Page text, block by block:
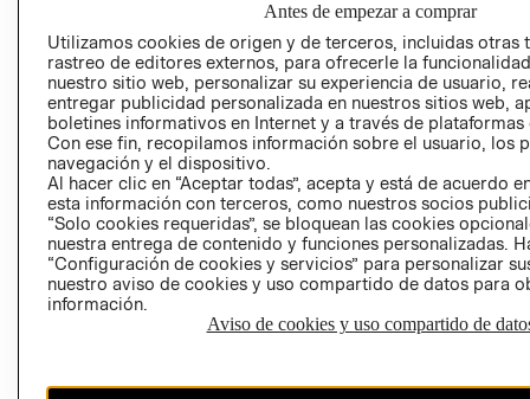
GIFT CARD
AVISO DE
Perú (S/)
CAMBIAR REGIÓN
propiedad de H&M Hennes & Mauritz AB
Antes de empezar a comprar
Utilizamos cookies de origen y de terceros, incluidas otras
rastreo de editores externos, para ofrecerle la
nuestro sitio web, personalizar su experiencia de usuario,
entregar publicidad personalizada en nuestros sitios web,
boletines informativos en Internet y a través de plataformas
Con ese fin, recopilamos información sobre el usuario, los
navegación y el dispositivo.
Al hacer clic en “Aceptar todas”, acepta y está de acuerdo
esta información con terceros, como nuestros socios
“Solo cookies requeridas”, se bloquean las cookies
nuestra entrega de contenido y funciones personalizadas.
“Configuración de cookies y servicios” para personalizar
nuestro aviso de cookies y uso compartido de datos para
información.
Aviso de cookies y uso compartido de